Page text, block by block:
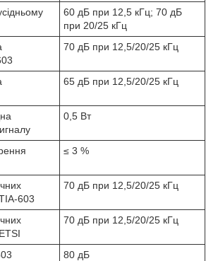
60 дБ при 12,5 кГц; 70 дБ
при 20/25 кГц
70 дБ при 12,5/20/25 кГц
65 дБ при 12,5/20/25 кГц
0,5 Вт
≤ 3 %
603
70 дБ при 12,5/20/25 кГц
70 дБ при 12,5/20/25 кГц
80 дБ